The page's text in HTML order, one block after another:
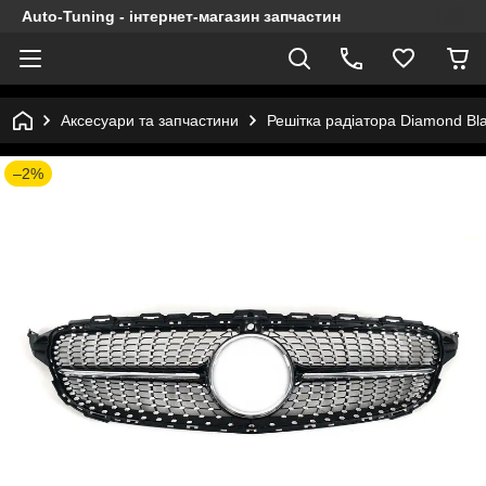
Auto-Tuning - інтернет-магазин запчастин
Аксесуари та запчастини Решітка радіатора Diamond
–2%